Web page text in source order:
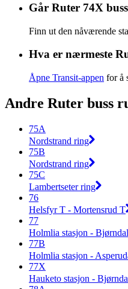
Går Ruter 74X
Finn ut den nåværende
Hva er nærmeste
Åpne Transit-appen for å
Andre Ruter buss
75A
Nordstrand ring
75B
Nordstrand ring
75C
Lambertseter ring
76
Helsfyr T - Mortensrud T
77
Holmlia stasjon - Bjørndal
77B
Holmlia stasjon -
77X
Hauketo stasjon -